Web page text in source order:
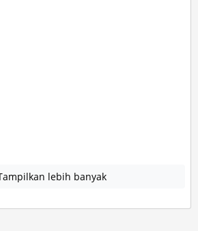
lebih banyak